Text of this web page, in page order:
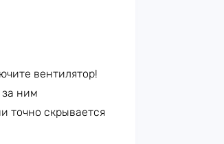
вентилятор!
за ним
точно скрывается